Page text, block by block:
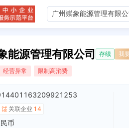
能源管理有限公司 存续 我
经营异常 限制高消费
关联企业 14
币